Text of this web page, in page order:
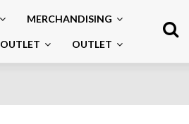
MERCHANDISING
OUTLET OUTLET